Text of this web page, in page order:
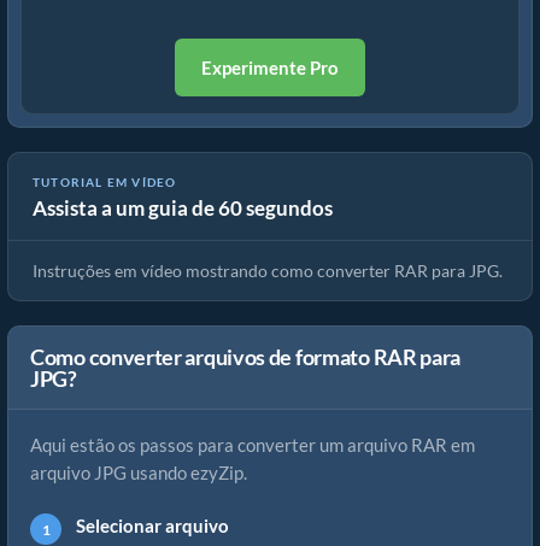
Experimente Pro
TUTORIAL EM VÍDEO
Assista a um guia de 60 segundos
Como Converter RAR Para JPG (Guia Simples)
Instruções em vídeo mostrando como converter RAR para JPG.
Como converter arquivos de formato RAR para
JPG?
Aqui estão os passos para converter um arquivo RAR em
arquivo JPG usando ezyZip.
Selecionar arquivo